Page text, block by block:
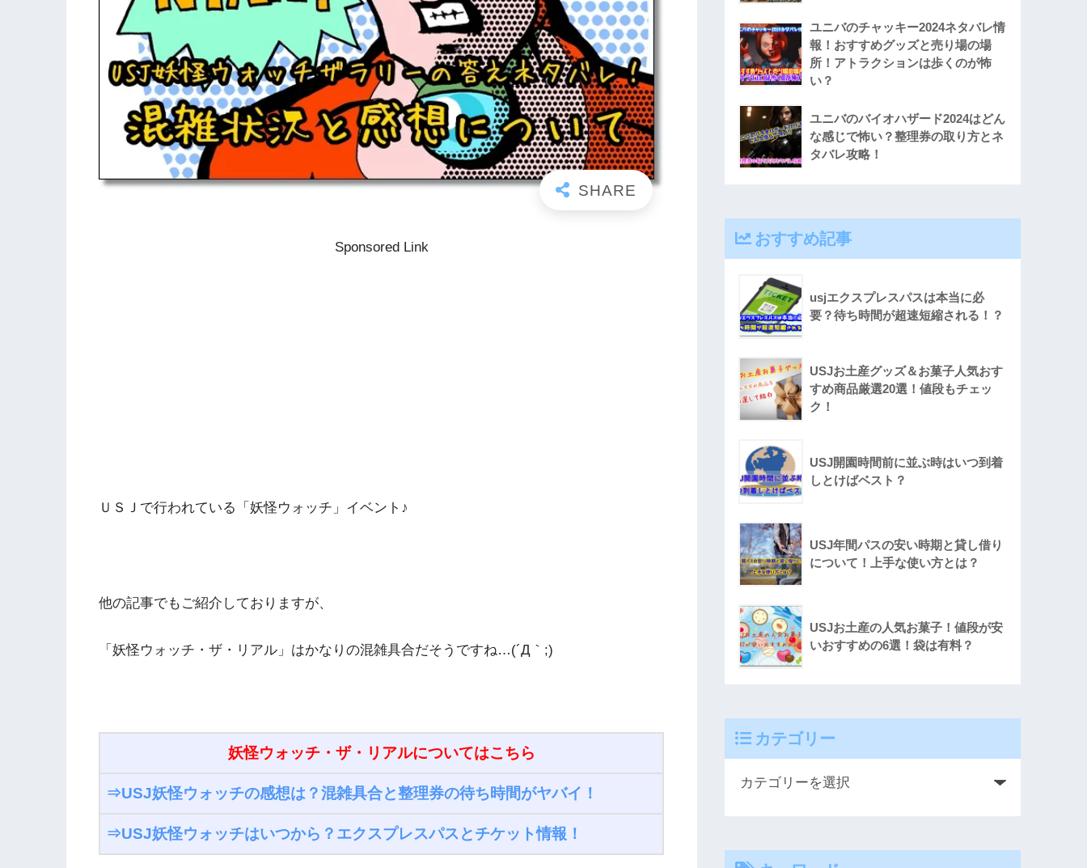
Sponsored Link
ＵＳＪで行われている「妖怪ウォッチ」イベント♪
他の記事でもご紹介しておりますが、
「妖怪ウォッチ・ザ・リアル」はかなりの混雑具合だそうですね…(´Д｀;)
妖怪ウォッチ・ザ・リアルについてはこちら
⇒USJ妖怪ウォッチの感想は？混雑具合と整理券の待ち時間がヤバイ！
⇒USJ妖怪ウォッチはいつから？エクスプレスパスとチケット情報！
ユニバのチャッキー2024ネタバレ情
報！おすすめグッズと売り場の場
所！アトラクションは歩くのが怖
い？
ユニバのバイオハザード2024はどん
な感じで怖い？整理券の取り方とネ
タバレ攻略！
おすすめ記事
usjエクスプレスパスは本当に必
要？待ち時間が超速短縮される！？
USJお土産グッズ＆お菓子人気おす
すめ商品厳選20選！値段もチェッ
ク！
USJ開園時間前に並ぶ時はいつ到着
しとけばベスト？
USJ年間パスの安い時期と貸し借り
について！上手な使い方とは？
USJお土産の人気お菓子！値段が安
いおすすめの6選！袋は有料？
カテゴリー